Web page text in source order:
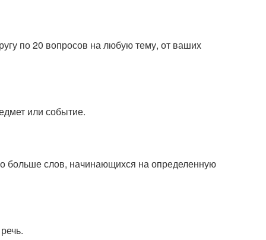
по 20 вопросов на любую тему, от ваших
или событие.
больше слов, начинающихся на определенную